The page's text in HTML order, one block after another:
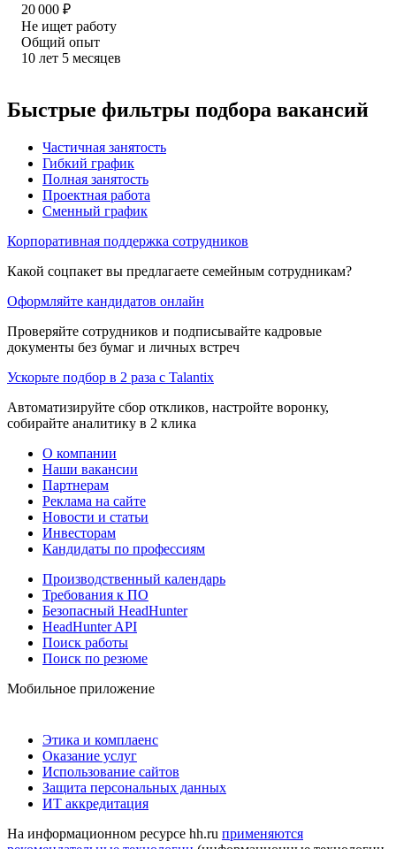
20 000 ₽
Не ищет работу
Общий опыт
10 лет 5 месяцев
Быстрые фильтры подбора вакансий
Частичная занятость
Гибкий график
Полная занятость
Проектная работа
Сменный график
Корпоративная поддержка сотрудников
Какой соцпакет вы предлагаете семейным сотрудникам?
Оформляйте кандидатов онлайн
Проверяйте сотрудников и подписывайте кадровые
документы без бумаг и личных встреч
Ускорьте подбор в 2 раза с Talantix
Автоматизируйте сбор откликов, настройте воронку,
собирайте аналитику в 2 клика
О компании
Наши вакансии
Партнерам
Реклама на сайте
Новости и статьи
Инвесторам
Кандидаты по профессиям
Производственный календарь
Требования к ПО
Безопасный HeadHunter
HeadHunter API
Поиск работы
Поиск по резюме
Мобильное приложение
Этика и комплаенс
Оказание услуг
Использование сайтов
Защита персональных данных
ИТ аккредитация
На информационном ресурсе hh.ru применяются